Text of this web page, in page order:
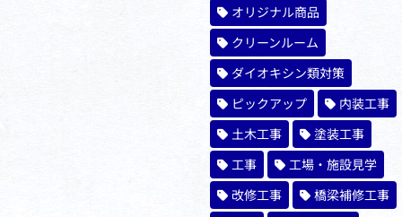
オリジナル商品
クリーンルーム
ダイオキシン類対策
ピックアップ
内装工事
土木工事
塗装工事
工事
工場・施設見学
改修工事
橋梁補修工事